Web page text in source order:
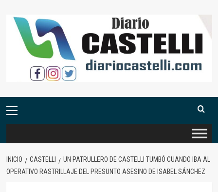
contenido
Menú
INICIO CASTELLI
UN PATRULLERO DE CASTELLI TUMBÓ CUANDO IBA AL
OPERATIVO RASTRILLAJE DEL PRESUNTO ASESINO DE ISABEL SÁNCHEZ